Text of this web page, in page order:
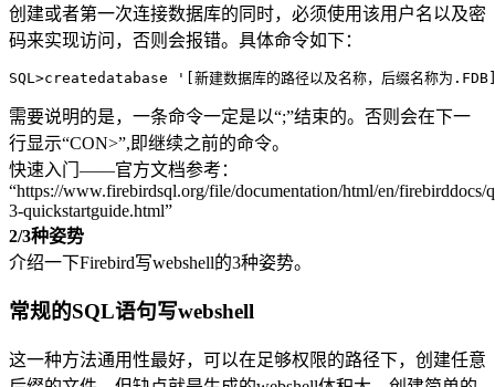
创建或者第一次连接数据库的同时，必须使用该用户名以及密
码来实现访问，否则会报错。具体命令如下：
SQL>createdatabase '[新建数据库的路径以及名称，后缀名称为
需要说明的是，一条命令一定是以“;”结束的。否则会在下一
行显示“CON>”,即继续之前的命令。
快速入门——官方文档参考：
“https://www.firebirdsql.org/file/documentation/html/en/firebirddocs/
3-quickstartguide.html”
2/3种姿势
介绍一下Firebird写webshell的3种姿势。
常规的SQL语句写webshell
这一种方法通用性最好，可以在足够权限的路径下，创建任意